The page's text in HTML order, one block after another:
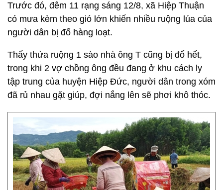
Trước đó, đêm 11 rạng sáng 12/8, xã Hiệp Thuận
có mưa kèm theo gió lớn khiến nhiều ruộng lúa của
người dân bị đổ hàng loạt.
Thấy thửa ruộng 1 sào nhà ông T cũng bị đổ hết,
trong khi 2 vợ chồng ông đều đang ở khu cách ly
tập trung của huyện Hiệp Đức, người dân trong xóm
đã rủ nhau gặt giúp, đợi nắng lên sẽ phơi khô thóc.